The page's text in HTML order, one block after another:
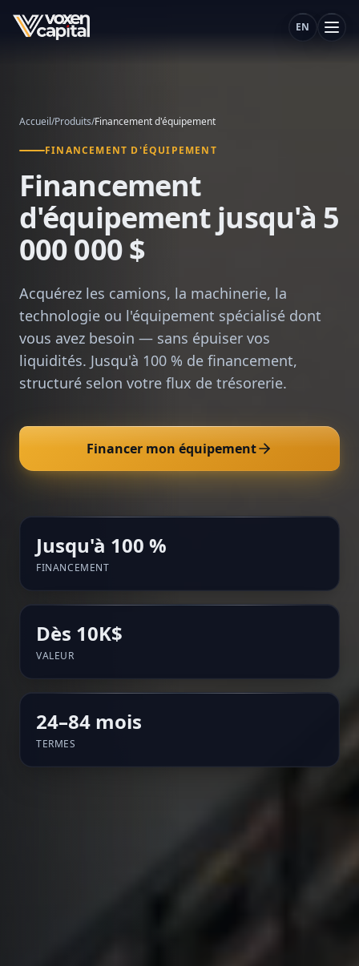
EN
Accueil/Produits/Financement d'équipement
FINANCEMENT D'ÉQUIPEMENT
Financement
d'équipement jusqu'à 5
000 000 $
Acquérez les camions, la machinerie, la
technologie ou l'équipement spécialisé dont
vous avez besoin — sans épuiser vos
liquidités. Jusqu'à 100 % de financement,
structuré selon votre flux de trésorerie.
Financer mon équipement
Jusqu'à 100 %
FINANCEMENT
Dès 10K$
VALEUR
24–84 mois
TERMES